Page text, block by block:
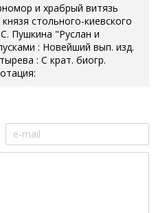
и храбрый витязь
стольного-киевского
Пушкина "Руслан и
: Новейший вып. изд.
: С крат. биогр.